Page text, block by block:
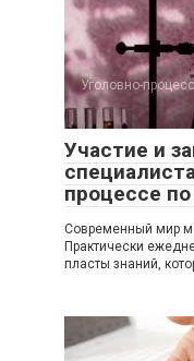
Уголовно-
Участие и
процессе
Современный мир
Практически
пласты знаний,